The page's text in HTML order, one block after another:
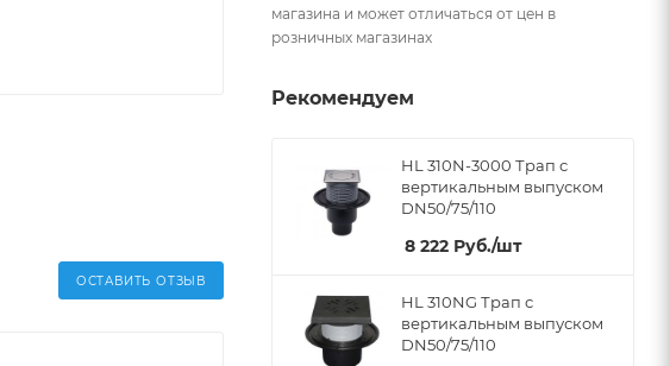
ОСТАВИТЬ ОТЗЫВ
магазина и может отличаться от цен в
розничных магазинах
Рекомендуем
HL 310N-3000 Трап с
вертикальным выпуском
DN50/75/110
8 222 Руб./шт
HL 310NG Трап с
вертикальным выпуском
DN50/75/110